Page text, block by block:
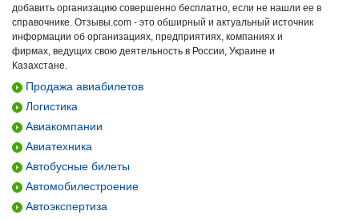
добавить организацию совершенно бесплатно, если не нашли ее в
справочнике. Отзывы.com - это обширный и актуальный источник
информации об организациях, предприятиях, компаниях и
фирмах, ведущих свою деятельность в России, Украине и
Казахстане.
Продажа авиабилетов
Логистика
Авиакомпании
Авиатехника
Автобусные билеты
Автомобилестроение
Автоэкспертиза